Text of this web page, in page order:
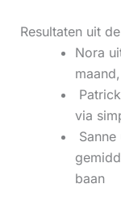
Resultaten uit
Nora
via
baan